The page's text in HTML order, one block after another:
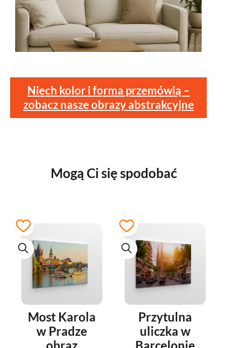
Niech kolor i forma przemówią –
zobacz nasze obrazy abstrakcyjne
Mogą Ci się spodobać
Most Karola
w Pradze
Przytulna
uliczka w